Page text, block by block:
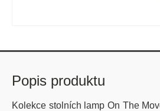
Popis produktu
Kolekce stolních lamp On The